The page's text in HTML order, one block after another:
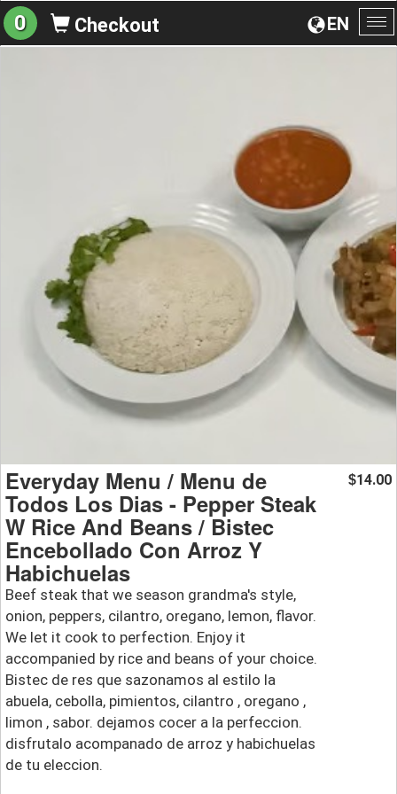
EN
0 Checkout
Everyday Menu / Menu de
Todos Los Dias - Pepper Steak
W Rice And Beans / Bistec
Encebollado Con Arroz Y
Habichuelas
Beef steak that we season grandma's style,
onion, peppers, cilantro, oregano, lemon, flavor.
We let it cook to perfection. Enjoy it
accompanied by rice and beans of your choice.
Bistec de res que sazonamos al estilo la
abuela, cebolla, pimientos, cilantro , oregano ,
limon , sabor. dejamos cocer a la perfeccion.
disfrutalo acompanado de arroz y habichuelas
de tu eleccion.
$14.00